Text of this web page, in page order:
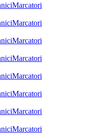
Marcatori
Marcatori
Marcatori
Marcatori
Marcatori
Marcatori
Marcatori
Marcatori